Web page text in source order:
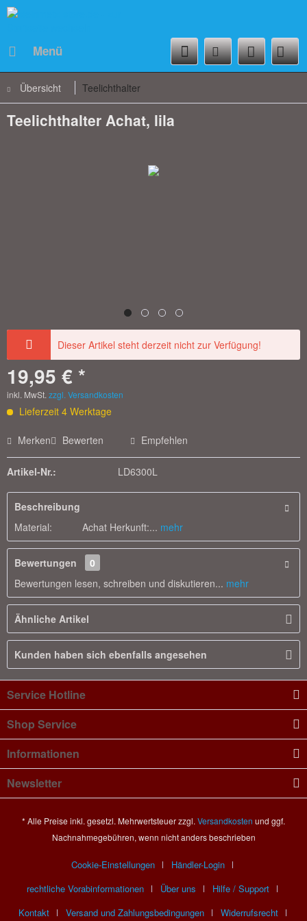
Menü
Übersicht Teelichthalter
Teelichthalter Achat, lila
Dieser Artikel steht derzeit nicht zur Verfügung!
19,95 € *
inkl. MwSt. zzgl. Versandkosten
Lieferzeit 4 Werktage
Merken Bewerten Empfehlen
Artikel-Nr.: LD6300L
Beschreibung
Material: Achat Herkunft:... mehr
Bewertungen
0
Bewertungen lesen, schreiben und diskutieren... mehr
Ähnliche Artikel
Kunden haben sich ebenfalls angesehen
Service Hotline
Shop Service
Informationen
Newsletter
* Alle Preise inkl. gesetzl. Mehrwertsteuer zzgl. Versandkosten und ggf.
Nachnahmegebühren, wenn nicht anders beschrieben
Cookie-Einstellungen
Händler-Login
rechtliche Vorabinformationen
Über uns
Hilfe / Support
Kontakt
Versand und Zahlungsbedingungen Widerrufsrecht